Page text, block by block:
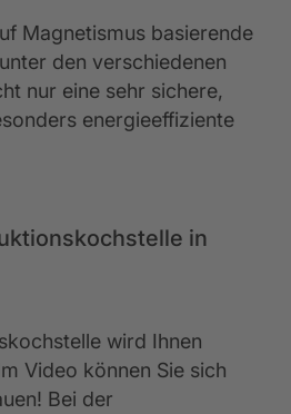
Magnetismus basierende
den verschiedenen
nur eine sehr sichere,
energieeffiziente
in
wird Ihnen
Video können Sie sich
Bei der